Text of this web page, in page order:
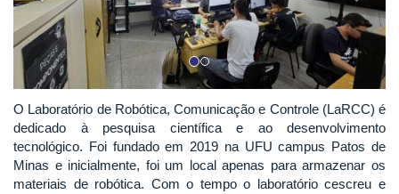
O Laboratório de Robótica, Comunicação e Controle (LaRCC) é
dedicado à pesquisa científica e ao desenvolvimento
tecnológico. Foi fundado em 2019 na UFU campus Patos de
Minas e inicialmente, foi um local apenas para armazenar os
materiais de robótica. Com o tempo o laboratório cescreu e